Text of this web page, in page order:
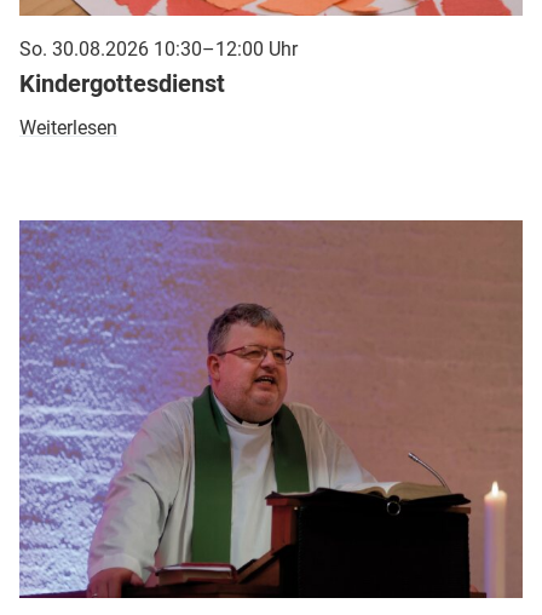
So. 30.08.2026 10:30–12:00 Uhr
Kindergottesdienst
Weiterlesen